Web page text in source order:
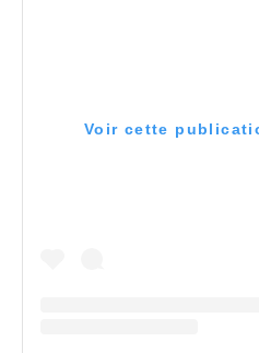
Voir cette